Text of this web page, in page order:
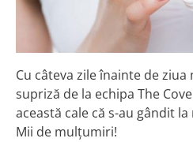
Cu câteva zile înainte de
supriză de la echipa The
această cale că s-au gândit
Mii de mulțumiri!